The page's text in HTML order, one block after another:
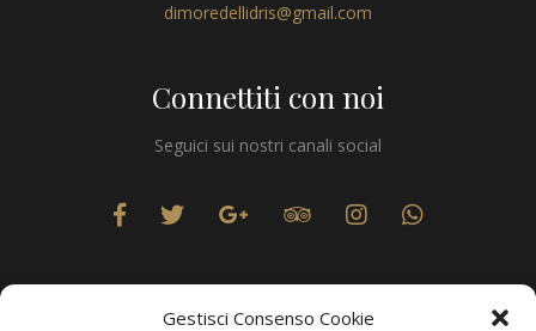
Gestisci Consenso Cookie
dimoredellidris@gmail.com
Connettiti con noi
Seguici sui nostri canali social